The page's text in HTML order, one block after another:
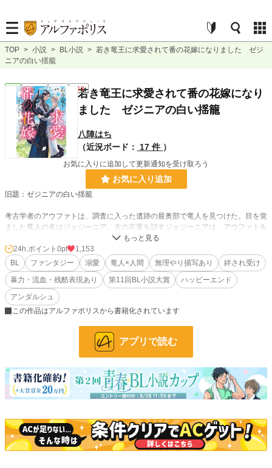
TOP > 小説 > BL小説 > 若き竜王に求愛されて番の花嫁になりました ゼジ
ニアの白い揺籠
BL 連載中 長編 R18
若き竜王に求愛されて番の花嫁になり
ました ゼジニアの白い揺籠
八陣はち
（近況ボード：
17 件 ）
お気に入りに追加して更新通知を受け取ろう
お気に入り追加
旧題：ゼジニアの白い揺籠
考古学者のアウファトは、調査に入った遺跡の最奥部で竜人を見つけた。目を覚
ました竜人の名はジェジーニア。古の言葉を話すジェジーニアは、アウファトを
ジェジーニアを連れ出したアウファトはともに過ごすうちに求愛されていること
に気付く。つがいになるつもりの無いアウファトは困惑しつつも受け流してい
た。しかし、ジェジーニアの求愛はその後も続いて……。
ジェジーニアの出生と、国に起きた悲しき戦、竜王の秘密。愛を知らないアウフ
ァトは、ジェジーニアの求愛を受け止められるのか？
純粋無垢な訳あり竜人×絆され学者のファンタジーBLです。
無理矢理描写が少しだけありますが、ハッピーエンドです。
R-18およびそれに準ずる表現がある話には＊マークがついています。
⭐️第11回ＢＬ小説大賞にて奨励賞をいただきました✨✨✨
小説 228,705 位 / 228,705 件
BL 31,407 位 / 31,407 件
24h.ポイント 0pt
1,153
BL
ファンタジー 溺愛 竜人×人間 無理やり描写あり
絆され受け
暴力・流血・残酷表現あり
第11回BL小説大賞
ハッピーエンド
アンダルシュ
この作品はアルファポリスから書籍化されています
アプリで読む